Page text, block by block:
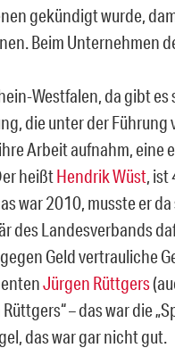
gekündigt wurde,
Beim Unternehmen
Westfalen, da gibt
die unter der
Arbeit aufnahm, eine
heißtHendrik Wüst, ist
war 2010, musste er
des Landesverbands
Geld vertrauliche
Jürgen Rüttgers
Rüttgers“ – das war die
das war gar nicht gut.